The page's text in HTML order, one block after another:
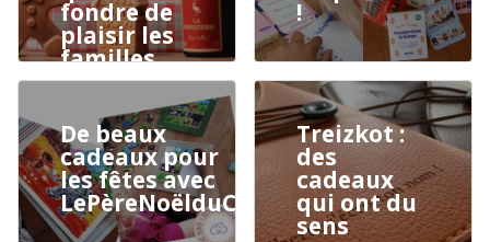
fondre de
plaisir les
familles…
!
De beaux
cadeaux pour
les fêtes avec
LePèreNoëlduCE
Treizkot :
des
cadeaux
qui ont du
sens